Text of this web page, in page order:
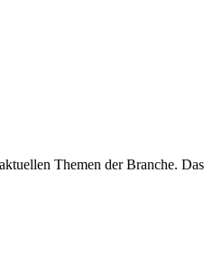
Themen der Branche.